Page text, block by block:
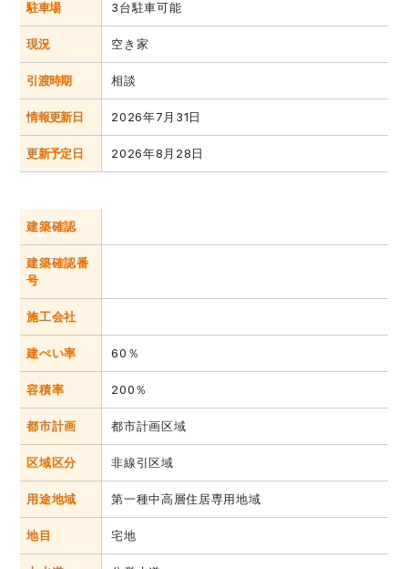
駐車場 3台駐車可能
現況 空き家
引渡時期 相談
情報更新日 2026年7月31日
更新予定日 2026年8月28日
建築確認
建築確認番
号
施工会社
建ぺい率 60％
容積率 200％
都市計画 都市計画区域
区域区分 非線引区域
用途地域 第一種中高層住居専用地域
地目 宅地